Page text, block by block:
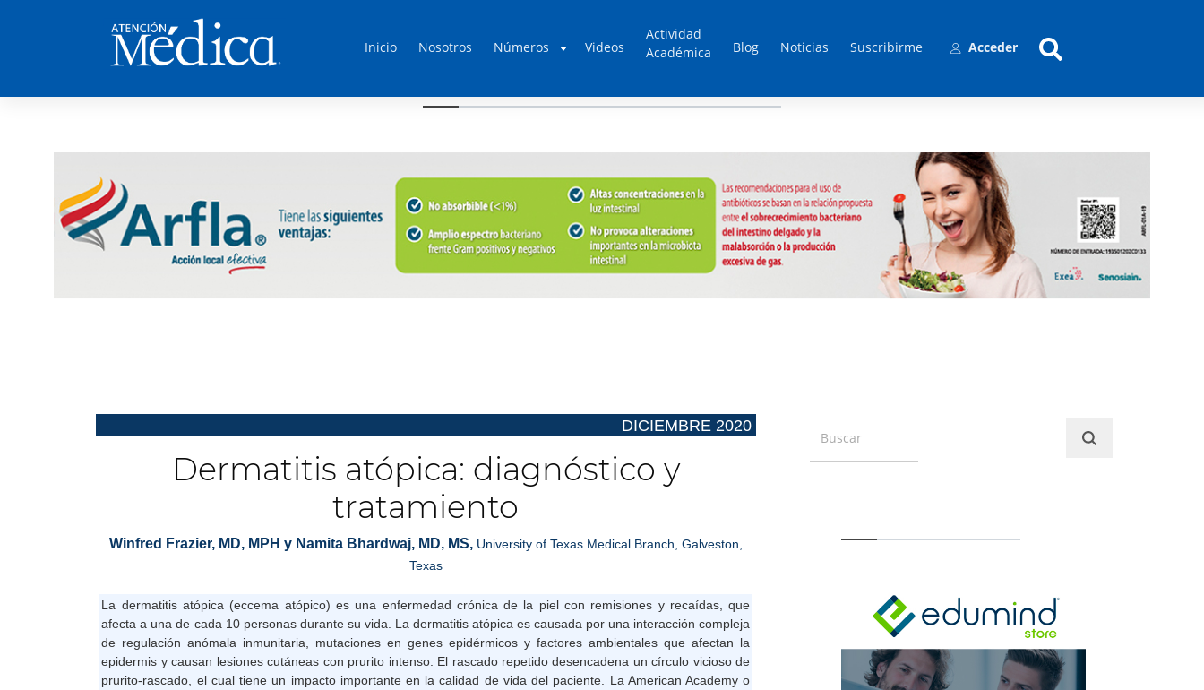
Inicio Nosotros Números Videos
Actividad
Académica
Blog Noticias Suscribirme Acceder
DICIEMBRE 2020 ­
Dermatitis atópica: diagnóstico y
tratamiento
Winfred Frazier, MD, MPH y Namita Bhardwaj, MD, MS,University of Texas Medical Branch, Galveston,
Texas
La dermatitis atópica (eccema atópico) es una enfermedad crónica de la piel con remisiones y recaídas, que
afecta a una de cada 10 personas durante su vida. La dermatitis atópica es causada por una interacción compleja
de regulación anómala inmunitaria, mutaciones en genes epidérmicos y factores ambientales que afectan la
epidermis y causan lesiones cutáneas con prurito intenso. El rascado repetido desencadena un círculo vicioso de
prurito-rascado, el cual tiene un impacto importante en la calidad de vida del paciente. La American Academy o